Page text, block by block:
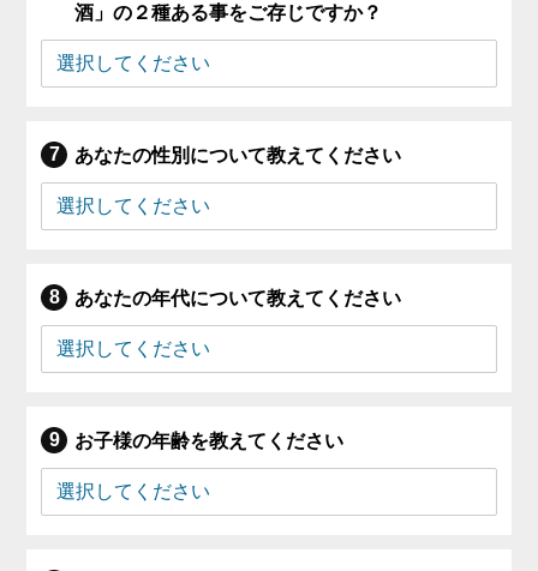
酒」の２種ある事をご存じですか？
あなたの性別について教えてください
あなたの年代について教えてください
お子様の年齢を教えてください